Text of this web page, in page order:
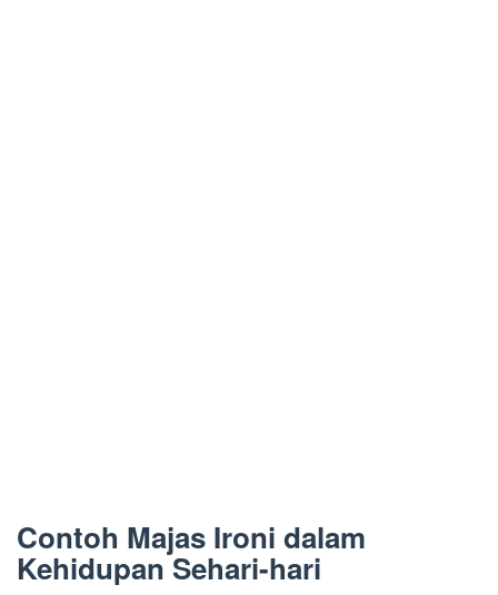
Contoh Majas Ironi dalam
Kehidupan Sehari-hari